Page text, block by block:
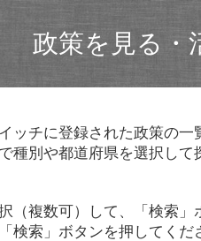
政策を見る・
ッチに登録された政策の一
種別や都道府県を選択して
（複数可）して、「検索」
検索」ボタンを押してくだ